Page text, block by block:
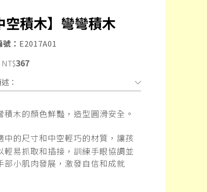
空積木】彎彎積木
： E2017A01
NT$367
：
積木的顏色鮮豔，造型圓滑安全。
中的尺寸和中空輕巧的材質，讓孩
輕易抓取和插接，訓練手眼協調並
部小肌肉發展，激發自信和成就